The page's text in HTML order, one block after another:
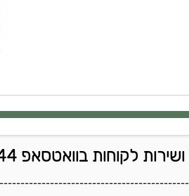
לקוחות בוואטסאפ 072-3264144